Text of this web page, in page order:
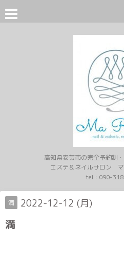
高知県安芸市の完全予約制
エステ＆ネイルサロン マ
tel : 090-
満 2022-12-12 (月)
満